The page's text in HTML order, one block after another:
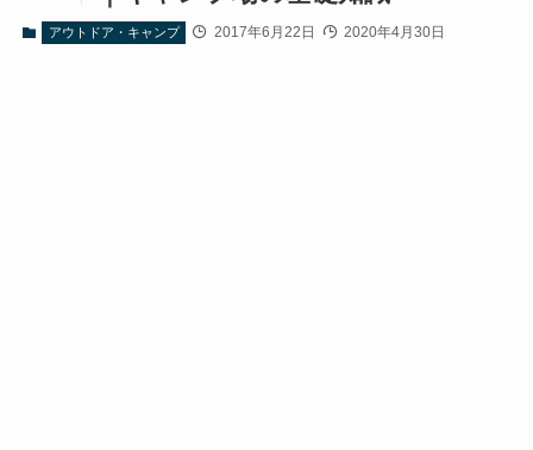
アウトドア・キャンプ 2017年6月22日 2020年4月30日